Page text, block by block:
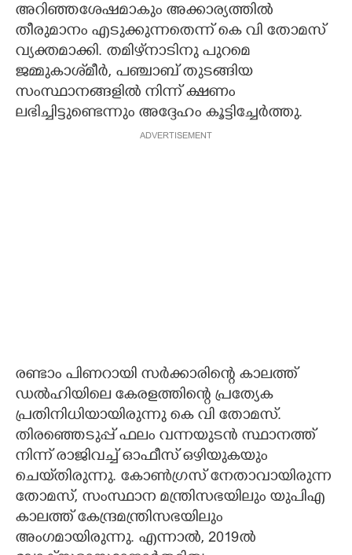
അറിഞ്ഞശേഷമാകും അക്കാര്യത്തിൽ
തീരുമാനം എടുക്കുന്നതെന്ന് കെ വി തോമസ്
വ്യക്തമാക്കി. തമിഴ്‌നാടിനു പുറമെ
ജമ്മുകാശ്‌മീർ,​ പഞ്ചാബ് തുടങ്ങിയ
സംസ്ഥാനങ്ങളിൽ നിന്ന് ക്ഷണം
ലഭിച്ചിട്ടുണ്ടെന്നും അദ്ദേഹം കൂട്ടിച്ചേർത്തു.
ADVERTISEMENT
രണ്ടാം പിണറായി സർക്കാരിന്റെ കാലത്ത്
ഡൽഹിയിലെ കേരളത്തിന്റെ പ്രത്യേക
പ്രതിനിധിയായിരുന്നു കെ വി തോമസ്.
തിരഞ്ഞെടുപ്പ് ഫലം വന്നയുടൻ സ്ഥാനത്ത്
നിന്ന് രാജിവച്ച് ഓഫീസ് ഒഴിയുകയും
ചെയ്‌തിരുന്നു. കോൺഗ്രസ് നേതാവായിരുന്ന
തോമസ്, സംസ്ഥാന മന്ത്രിസഭയിലും യുപിഎ
കാലത്ത് കേന്ദ്രമന്ത്രിസഭയിലും
അംഗമായിരുന്നു. എന്നാൽ, 2019ൽ